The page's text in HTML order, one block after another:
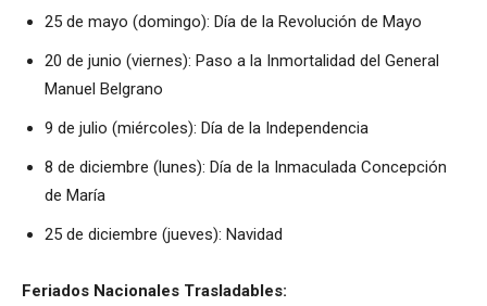
25 de mayo (domingo): Día de la Revolución de Mayo
20 de junio (viernes): Paso a la Inmortalidad del General
Manuel Belgrano
9 de julio (miércoles): Día de la Independencia
8 de diciembre (lunes): Día de la Inmaculada Concepción
de María
25 de diciembre (jueves): Navidad
Feriados Nacionales Trasladables: